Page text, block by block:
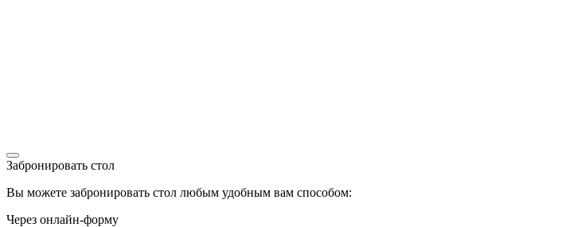
Забронировать стол
Вы можете забронировать стол любым удобным вам способом:
Через онлайн-форму